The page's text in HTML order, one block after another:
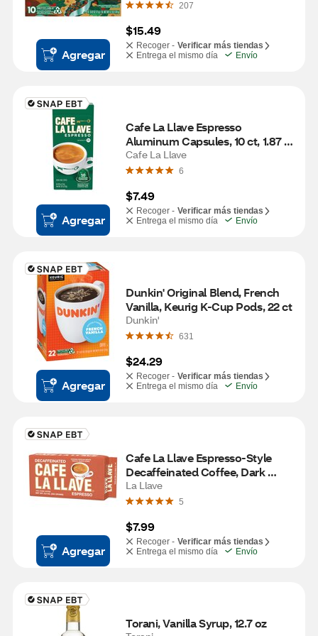
Agregar
207
$15.49
Recoger - Verificar más tiendas
Entrega el mismo día
Envío
Agregar
Cafe La Llave Espresso
Aluminum Capsules, 10 ct, 1.87
oz
Cafe La Llave
6
$7.49
Recoger - Verificar más tiendas
Entrega el mismo día
Envío
Agregar
Dunkin' Original Blend, French
Vanilla, Keurig K-Cup Pods, 22 ct
Dunkin'
631
$24.29
Recoger - Verificar más tiendas
Entrega el mismo día
Envío
Agregar
Cafe La Llave Espresso-Style
Decaffeinated Coffee, Dark
Roast, Ground, 8.8 OZ
La Llave
5
$7.99
Recoger - Verificar más tiendas
Entrega el mismo día
Envío
Torani, Vanilla Syrup, 12.7 oz